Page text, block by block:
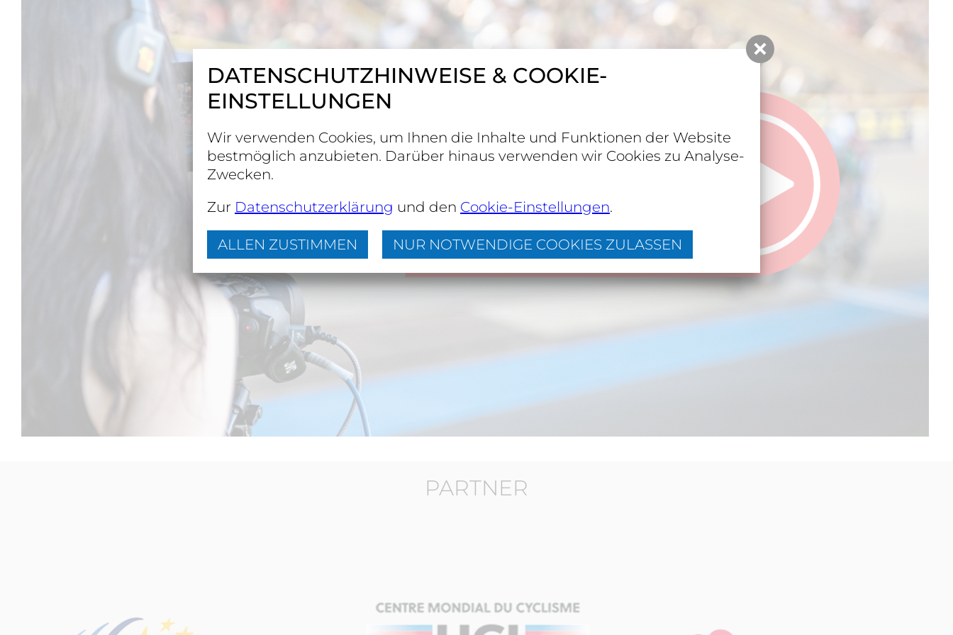
PARTNER
DATENSCHUTZHINWEISE & COOKIE-
EINSTELLUNGEN
Wir verwenden Cookies, um Ihnen die Inhalte und Funktionen der Website
bestmöglich anzubieten. Darüber hinaus verwenden wir Cookies zu Analyse-
Zwecken.
Zur Datenschutzerklärung und den Cookie-Einstellungen.
ALLEN ZUSTIMMEN NUR NOTWENDIGE COOKIES ZULASSEN